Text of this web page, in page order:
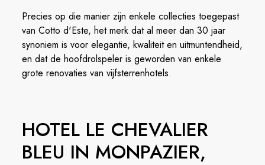
Precies op die manier zijn enkele collecties toegepast
van Cotto d'Este, het merk dat al meer dan 30 jaar
synoniem is voor elegantie, kwaliteit en uitmuntendheid,
en dat de hoofdrolspeler is geworden van enkele
grote renovaties van vijfsterrenhotels.
HOTEL LE CHEVALIER
BLEU IN MONPAZIER,